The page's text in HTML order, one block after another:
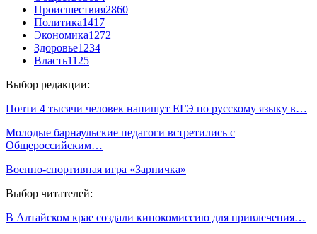
Происшествия2860
Политика1417
Экономика1272
Здоровье1234
Власть1125
Выбор редакции:
Почти 4 тысячи человек напишут ЕГЭ по русскому языку в…
Молодые барнаульские педагоги встретились с
Общероссийским…
Военно-спортивная игра «Зарничка»
Выбор читателей:
В Алтайском крае создали кинокомиссию для привлечения…